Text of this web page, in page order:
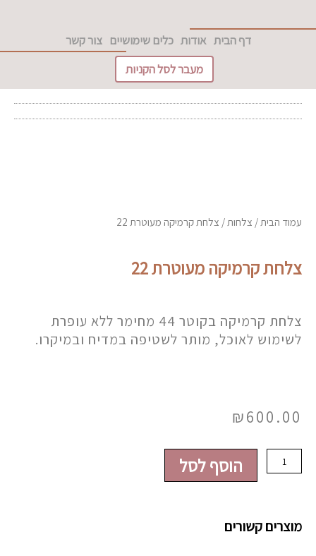
לתוכן
דף הבית אודות כלים שימושיים צור קשר
מעבר לסל הקניות
עמוד הבית/ צלחות/ צלחת קרמיקה מעוטרת 22
צלחת קרמיקה מעוטרת 22
צלחת קרמיקה בקוטר 44 מחימר ללא עופרת
לשימוש לאוכל, מותר לשטיפה במדיח ובמיקרו.
₪600.00
כמות
של
מעוטרת
הוסף לסל
מוצרים קשורים